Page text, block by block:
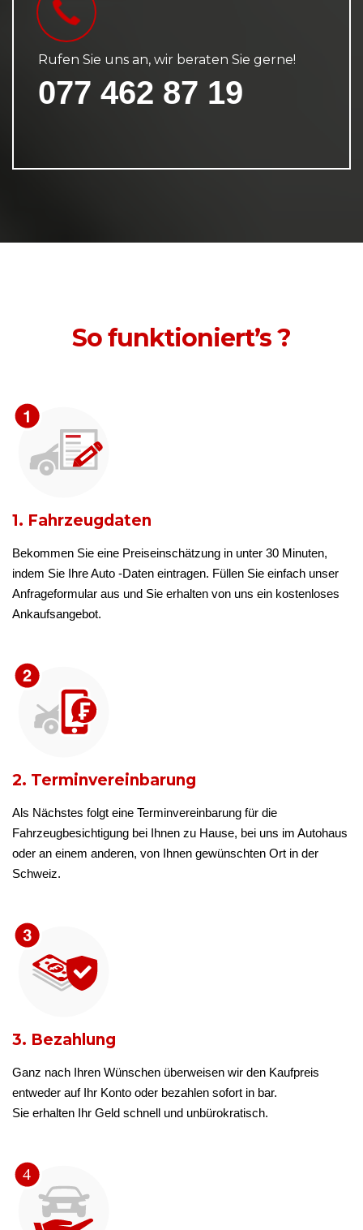
Rufen Sie uns an, wir beraten Sie gerne!
077 462 87 19
So funktioniert’s ?
1. Fahrzeugdaten
Bekommen Sie eine Preiseinschätzung in unter 30 Minuten,
indem Sie Ihre Auto -Daten eintragen. Füllen Sie einfach unser
Anfrageformular aus und Sie erhalten von uns ein kostenloses
Ankaufsangebot.
2. Terminvereinbarung
Als Nächstes folgt eine Terminvereinbarung für die
Fahrzeugbesichtigung bei Ihnen zu Hause, bei uns im Autohaus
oder an einem anderen, von Ihnen gewünschten Ort in der
Schweiz.
3. Bezahlung
Ganz nach Ihren Wünschen überweisen wir den Kaufpreis
entweder auf Ihr Konto oder bezahlen sofort in bar.
Sie erhalten Ihr Geld schnell und unbürokratisch.